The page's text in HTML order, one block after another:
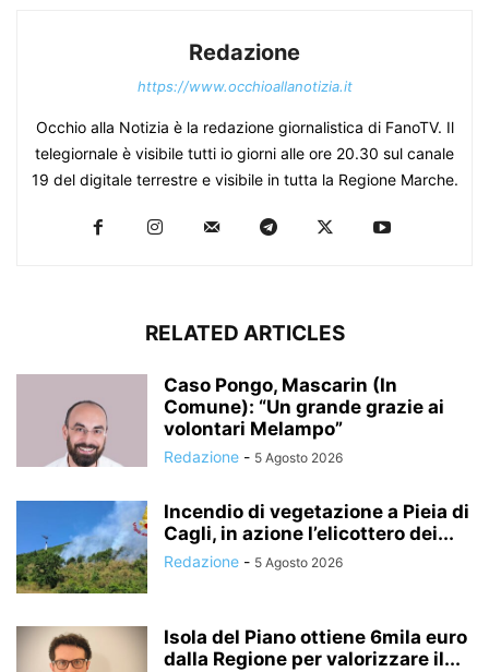
Redazione
https://www.occhioallanotizia.it
Occhio alla Notizia è la redazione giornalistica di FanoTV. Il
telegiornale è visibile tutti io giorni alle ore 20.30 sul canale
19 del digitale terrestre e visibile in tutta la Regione Marche.
RELATED ARTICLES
Caso Pongo, Mascarin (In
Comune): “Un grande grazie ai
volontari Melampo”
Redazione - 5 Agosto 2026
Incendio di vegetazione a Pieia di
Cagli, in azione l’elicottero dei...
Redazione - 5 Agosto 2026
Isola del Piano ottiene 6mila euro
dalla Regione per valorizzare il...